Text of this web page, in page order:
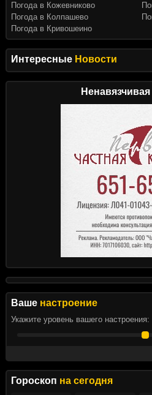
Интересные Новости
Ненавязчивая
Ваше настроение
Укажите уровень вашего настроения:
Гороскоп на сегодня
Погода в Кожевниково
Погода в Колпашево
Погода в Кривошеино